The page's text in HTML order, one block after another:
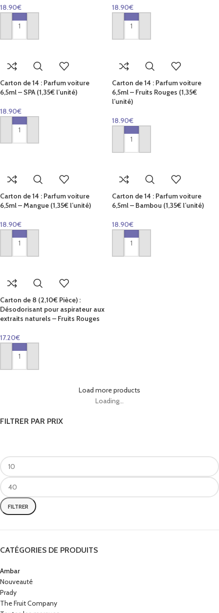
FILTRER PAR PRIX
FILTRER
CATÉGORIES DE PRODUITS
Ambar
Nouveauté
Prady
The Fruit Company
18.90€
AJOUTER AU PANIER
18.90€
AJOUTER AU PANIER
Carton de 14 : Parfum voiture
6,5ml – SPA (1,35€ l’unité)
18.90€
AJOUTER AU PANIER
Carton de 14 : Parfum voiture
6,5ml – Fruits Rouges (1,35€
l’unité)
18.90€
AJOUTER AU PANIER
Carton de 14 : Parfum voiture
6,5ml – Mangue (1,35€ l’unité)
18.90€
AJOUTER AU PANIER
Carton de 14 : Parfum voiture
6,5ml – Bambou (1,35€ l’unité)
18.90€
AJOUTER AU PANIER
Carton de 8 (2,10€ Pièce) :
Désodorisant pour aspirateur aux
extraits naturels – Fruits Rouges
17.20€
AJOUTER AU PANIER
Load more products
Loading...